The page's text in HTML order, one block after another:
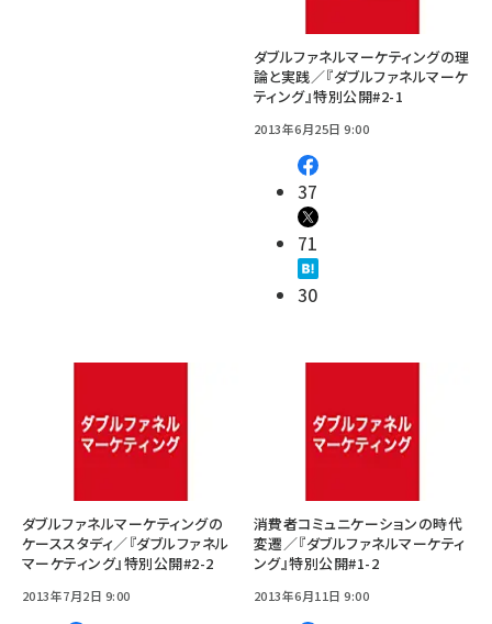
ダブルファネルマーケティングの理
論と実践／『ダブルファネルマーケ
ティング』特別公開#2-1
2013年6月25日 9:00
37
71
30
ダブルファネルマーケティングの
ケーススタディ／『ダブルファネル
マーケティング』特別公開#2-2
2013年7月2日 9:00
消費者コミュニケーションの時代
変遷／『ダブルファネルマーケティ
ング』特別公開#1-2
2013年6月11日 9:00